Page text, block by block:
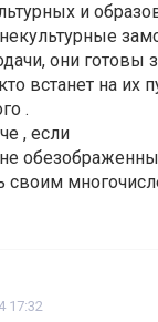
и
они готовы
встанет на их
.
, если
своим
17:32